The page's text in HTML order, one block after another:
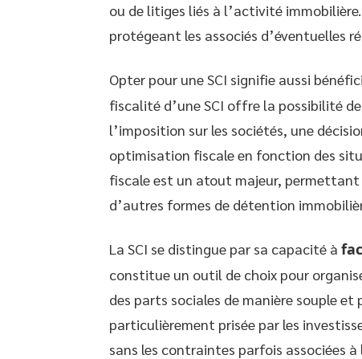
ou de litiges liés à l’activité
protégeant les associés d’éventuelles
Opter pour une SCI signifie aussi
fiscalité d’une SCI offre la possibilité
l’imposition sur les sociétés, une
optimisation fiscale en fonction des
fiscale est un atout majeur,
d’autres formes de détention
La SCI se distingue par sa capacité à
constitue un outil de choix pour
des parts sociales de manière souple
particulièrement prisée par les
sans les contraintes parfois associées à